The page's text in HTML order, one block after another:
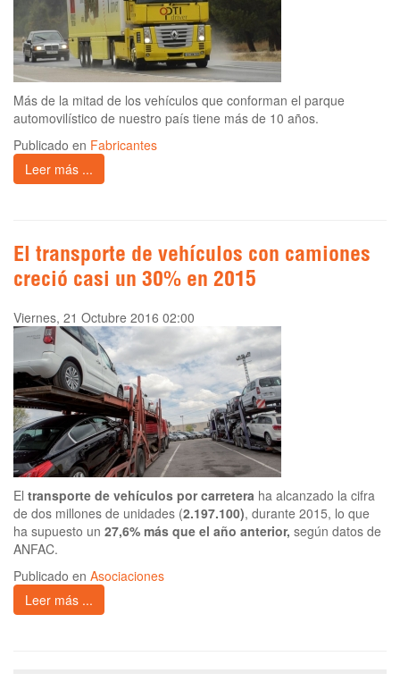
Más de la mitad de los vehículos que conforman el parque
automovilístico de nuestro país tiene más de 10 años.
Publicado en Fabricantes
Leer más ...
El transporte de vehículos con camiones
creció casi un 30% en 2015
Viernes, 21 Octubre 2016 02:00
El transporte de vehículos por carretera ha alcanzado la cifra
de dos millones de unidades (2.197.100), durante 2015, lo que
ha supuesto un 27,6% más que el año anterior, según datos de
ANFAC.
Publicado en Asociaciones
Leer más ...